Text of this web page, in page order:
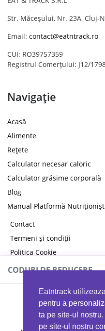
Eatntrack
pentru a
ta pe site-ul
pe site-ul nostru
Str. Măceșului, Nr. 23A, Cluj-
Email: contact@eatntrack.ro
CUI: RO39757359
Registrul Comerțului: J12/
Navigație
Acasă
Alimente
Rețete
Calculator necesar caloric
Calculator grăsime corporală
Blog
Manual Platformă
Contact
Termeni și condiții
Politica Cookie
Politica de confidențialitate
CODURI DE REDUCERE